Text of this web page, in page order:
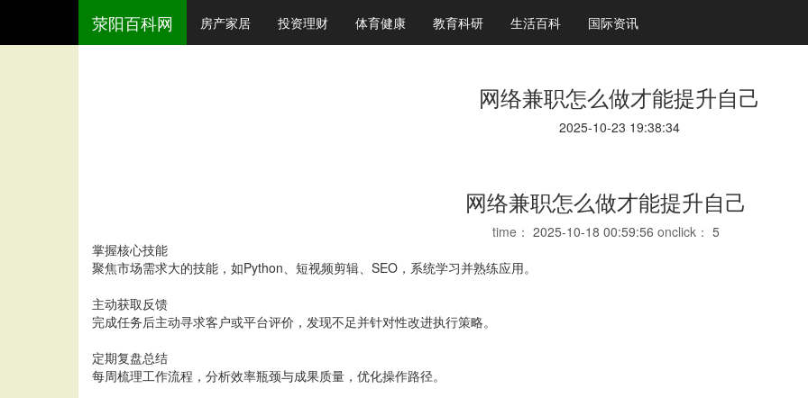
荥阳百科网 房产家居 投资理财 体育健康 教育科研 生活百科 国际资讯
网络兼职怎么做才能提升自己
2025-10-23 19:38:34
网络兼职怎么做才能提升自己
time： 2025-10-18 00:59:56 onclick： 5
掌握核心技能
聚焦市场需求大的技能，如Python、短视频剪辑、SEO，系统学习并熟练应用。
主动获取反馈
完成任务后主动寻求客户或平台评价，发现不足并针对性改进执行策略。
定期复盘总结
每周梳理工作流程，分析效率瓶颈与成果质量，优化操作路径。